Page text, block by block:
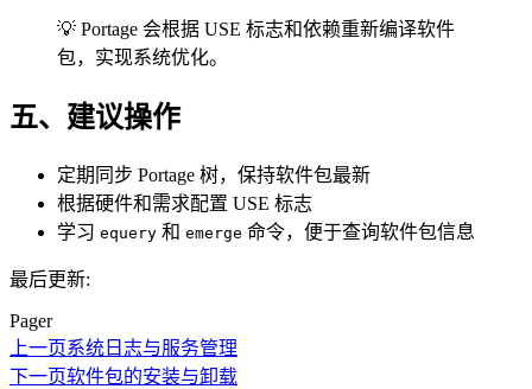
💡 Portage 会根据 USE 标志和依赖重新编译软件
包，实现系统优化。
五、建议操作
定期同步 Portage 树，保持软件包最新
根据硬件和需求配置 USE 标志
学习 equery 和 emerge 命令，便于查询软件包信息
最后更新:
Pager
上一页系统日志与服务管理
下一页软件包的安装与卸载